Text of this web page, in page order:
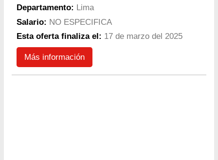
Departamento: Lima
Salario: NO ESPECIFICA
Esta oferta finaliza el: 17 de marzo del 2025
Más información